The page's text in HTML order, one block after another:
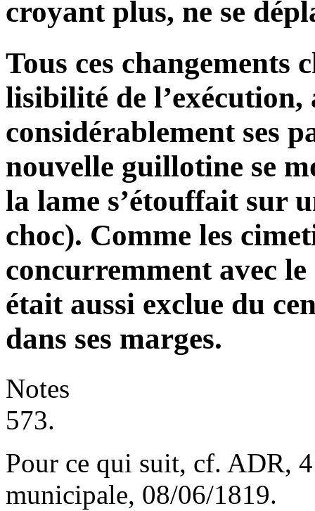
croyant plus, ne se
Tous ces
lisibilité de
considérablement ses
nouvelle guillotine se
la lame s’étouffait sur
choc). Comme les
concurremment avec
était aussi exclue du
dans ses marges.
Notes
573.
Pour ce qui suit, cf. ADR,
municipale, 08/06/1819.